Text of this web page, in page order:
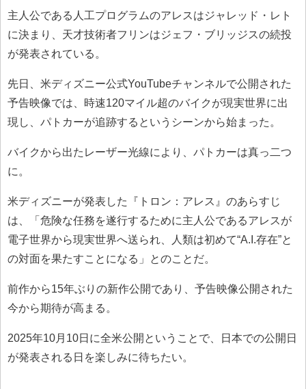
主人公である人工プログラムのアレスはジャレッド・レト
に決まり、天才技術者フリンはジェフ・ブリッジスの続投
が発表されている。
先日、米ディズニー公式YouTubeチャンネルで公開された
予告映像では、時速120マイル超のバイクが現実世界に出
現し、パトカーが追跡するというシーンから始まった。
バイクから出たレーザー光線により、パトカーは真っ二つ
に。
米ディズニーが発表した『トロン：アレス』のあらすじ
は、「危険な任務を遂行するために主人公であるアレスが
電子世界から現実世界へ送られ、人類は初めて“A.I.存在”と
の対面を果たすことになる」とのことだ。
前作から15年ぶりの新作公開であり、予告映像公開された
今から期待が高まる。
2025年10月10日に全米公開ということで、日本での公開日
が発表される日を楽しみに待ちたい。